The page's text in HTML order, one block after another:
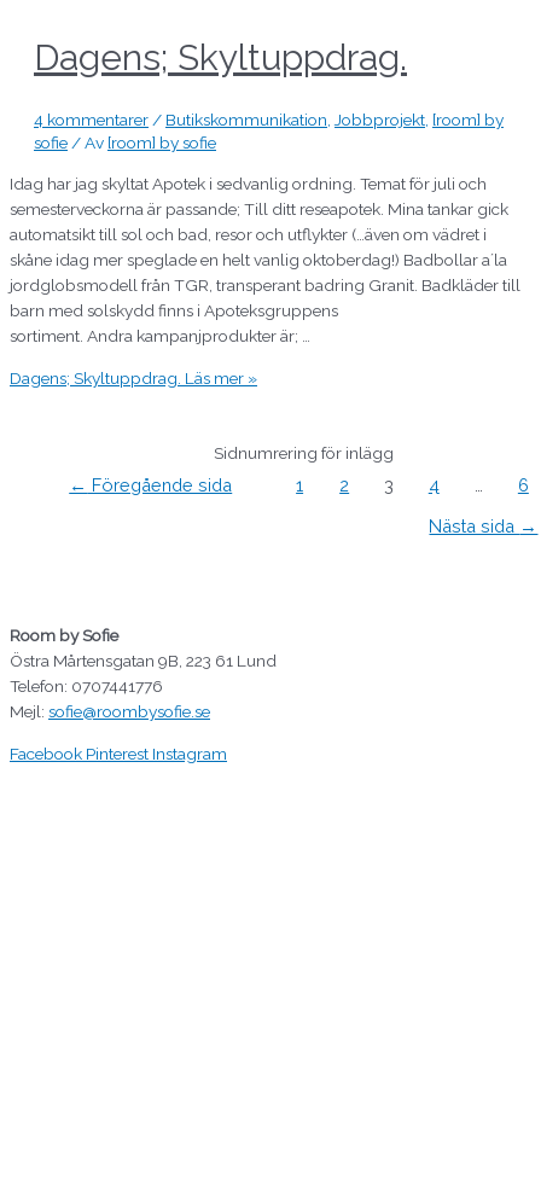
Dagens; Skyltuppdrag.
4 kommentarer/ Butikskommunikation,Jobbprojekt, [room] by
sofie/ Av [room] by sofie
Idag har jag skyltat Apotek i sedvanlig ordning. Temat för juli och
semesterveckorna är passande; Till ditt reseapotek. Mina tankar gick
automatsikt till sol och bad, resor och utflykter (…även om vädret i
skåne idag mer speglade en helt vanlig oktoberdag!) Badbollar a´la
jordglobsmodell från TGR, transperant badring Granit. Badkläder till
barn med solskydd finns i Apoteksgruppens
sortiment. Andra kampanjprodukter är; …
Dagens; Skyltuppdrag. Läs mer »
Sidnumrering för inlägg
← Föregående sida 1 2 3 4 6
Nästa sida →
Room by Sofie
Östra Mårtensgatan 9B, 223 61 Lund
Telefon: 0707441776
Mejl: sofie@roombysofie.se
Facebook Pinterest Instagram